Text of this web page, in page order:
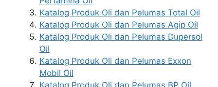
Katalog Produk Oli dan Pelumas Total Oil
Katalog Produk Oli dan Pelumas Agip Oil
Katalog Produk Oli dan Pelumas Dupersol
Oil
Katalog Produk Oli dan Pelumas Exxon
Mobil Oil
Katalog Produk Oli dan Pelumas BP Oil